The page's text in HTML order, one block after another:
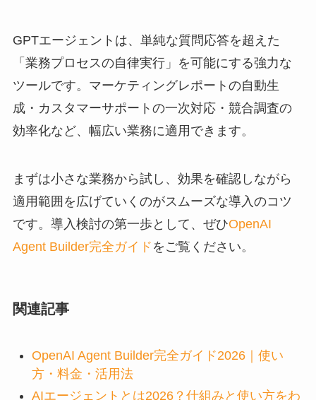
GPTエージェントは、単純な質問応答を超えた
「業務プロセスの自律実行」を可能にする強力な
ツールです。マーケティングレポートの自動生
成・カスタマーサポートの一次対応・競合調査の
効率化など、幅広い業務に適用できます。
まずは小さな業務から試し、効果を確認しながら
適用範囲を広げていくのがスムーズな導入のコツ
です。導入検討の第一歩として、ぜひOpenAI
Agent Builder完全ガイド をご覧ください。
関連記事
OpenAI Agent Builder完全ガイド2026｜使い
方・料金・活用法
AIエージェントとは2026？仕組みと使い方をわ